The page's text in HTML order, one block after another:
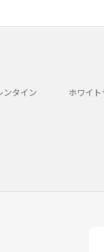
ンタイン ホワイ